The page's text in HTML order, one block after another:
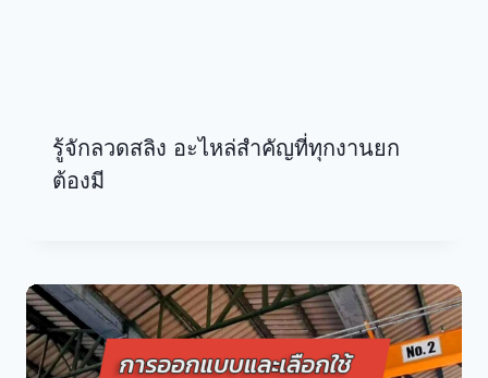
รู้จักลวดสลิง อะไหล่สำคัญที่ทุกงานยก
ต้องมี